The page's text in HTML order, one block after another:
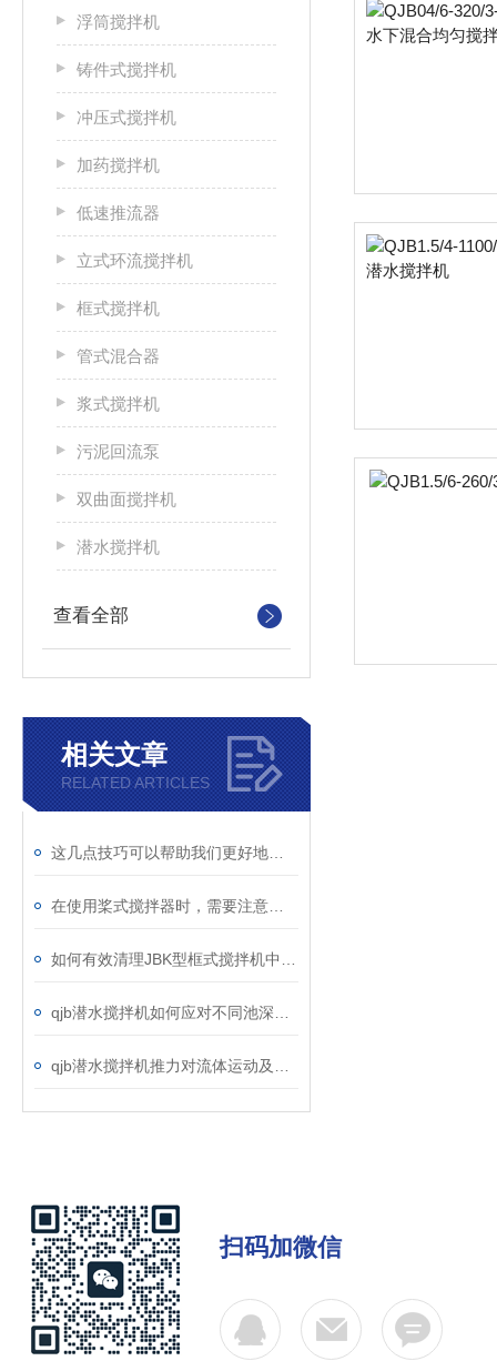
浮筒搅拌机
铸件式搅拌机
冲压式搅拌机
加药搅拌机
低速推流器
立式环流搅拌机
框式搅拌机
管式混合器
浆式搅拌机
污泥回流泵
双曲面搅拌机
潜水搅拌机
查看全部
相关文章
RELATED ARTICLES
扫码加微信